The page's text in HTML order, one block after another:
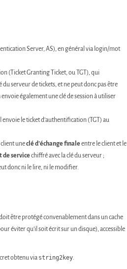
Server, AS), en général via login/mot
(Ticket Granting Ticket, ou TGT), qui
du serveur de tickets, et ne peut donc pas être
également une clé de session à utiliser
envoie le ticket d’authentification (TGT) au
uneclé d’échange finaleentre le client et le
de servicechiffré avec la clé du serveur ;
donc ni le lire, ni le modifier.
être protégé convenablement dans un cache
éviter qu’il soit écrit sur un disque), accessible
obtenu via string2key.